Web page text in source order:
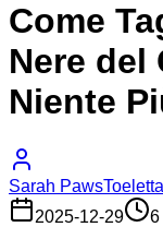
Come
Nere del
Niente
Sarah Paws
2025-12-29
6